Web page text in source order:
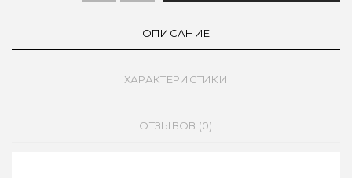
ОПИСАНИЕ
ХАРАКТЕРИСТИКИ
ОТЗЫВОВ (0)